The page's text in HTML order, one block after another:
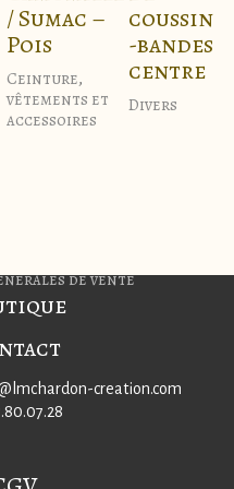
/ Sumac –
Pois
Ceinture,
vêtements et
accessoires
coussin
-bandes
centre
Divers
de vente
creation.com